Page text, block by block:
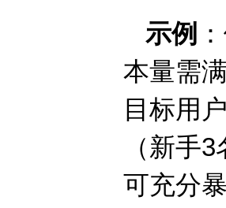
示例
本量需
目标用
（新手3
可充分